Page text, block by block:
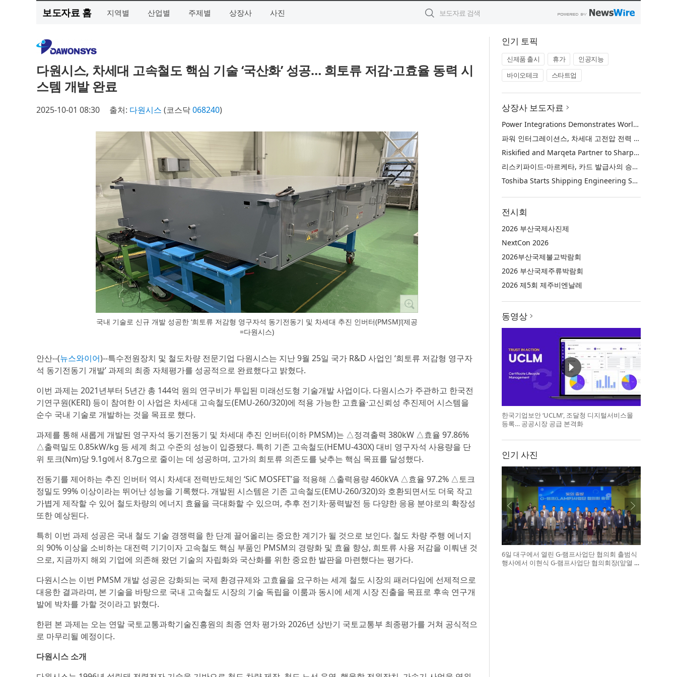
보도자료 홈 지역별 산업별 주제별 상장사 사진
다원시스, 차세대 고속철도 핵심 기술 ‘국산화’ 성공… 희토류 저감·고효율 동력 시
스템 개발 완료
2025-10-01 08:30 출처: 다원시스 (코스닥068240)
국내 기술로 신규 개발 성공한 ‘희토류 저감형 영구자석 동기전동기 및 차세대 추진 인버터(PMSM)’(제공
=다원시스)
안산--(뉴스와이어)--특수전원장치 및 철도차량 전문기업 다원시스는 지난 9월 25일 국가 R&D 사업인 ‘희토류 저감형 영구자
석 동기전동기 개발’ 과제의 최종 자체평가를 성공적으로 완료했다고 밝혔다.
이번 과제는 2021년부터 5년간 총 144억 원의 연구비가 투입된 미래선도형 기술개발 사업이다. 다원시스가 주관하고 한국전
기연구원(KERI) 등이 참여한 이 사업은 차세대 고속철도(EMU-260/320)에 적용 가능한 고효율·고신뢰성 추진제어 시스템을
순수 국내 기술로 개발하는 것을 목표로 했다.
과제를 통해 새롭게 개발된 영구자석 동기전동기 및 차세대 추진 인버터(이하 PMSM)는 △정격출력 380kW △효율 97.86%
△출력밀도 0.85kW/kg 등 세계 최고 수준의 성능이 입증됐다. 특히 기존 고속철도(HEMU-430X) 대비 영구자석 사용량을 단
위 토크(Nm)당 9.1g에서 8.7g으로 줄이는 데 성공하며, 고가의 희토류 의존도를 낮추는 핵심 목표를 달성했다.
전동기를 제어하는 추진 인버터 역시 차세대 전력반도체인 ‘SiC MOSFET’을 적용해 △출력용량 460kVA △효율 97.2% △토크
정밀도 99% 이상이라는 뛰어난 성능을 기록했다. 개발된 시스템은 기존 고속철도(EMU-260/320)와 호환되면서도 더욱 작고
가볍게 제작할 수 있어 철도차량의 에너지 효율을 극대화할 수 있으며, 추후 전기차·풍력발전 등 다양한 응용 분야로의 확장성
또한 예상된다.
특히 이번 과제 성공은 국내 철도 기술 경쟁력을 한 단계 끌어올리는 중요한 계기가 될 것으로 보인다. 철도 차량 주행 에너지
의 90% 이상을 소비하는 대전력 기기이자 고속철도 핵심 부품인 PMSM의 경량화 및 효율 향상, 희토류 사용 저감을 이뤄낸 것
으로, 지금까지 해외 기업에 의존해 왔던 기술의 자립화와 국산화를 위한 중요한 발판을 마련했다는 평가다.
다원시스는 이번 PMSM 개발 성공은 강화되는 국제 환경규제와 고효율을 요구하는 세계 철도 시장의 패러다임에 선제적으로
대응한 결과라며, 본 기술을 바탕으로 국내 고속철도 시장의 기술 독립을 이룸과 동시에 세계 시장 진출을 목표로 후속 연구개
발에 박차를 가할 것이라고 밝혔다.
한편 본 과제는 오는 연말 국토교통과학기술진흥원의 최종 연차 평가와 2026년 상반기 국토교통부 최종평가를 거쳐 공식적으
로 마무리될 예정이다.
다원시스 소개
인기 토픽
신제품 출시 휴가
인공지능
바이오테크
스타트업
상장사 보도자료
Power Integrations Demonstrates World’s First 2200 V GaN Technology for Next-Era High-Voltage Power Systems
파워 인터그레이션스, 차세대 고전압 전력 시스템을 위한 세계 최초의 2200V GaN 기술 시연
Riskified and Marqeta Partner to Sharpen Card Issuer Authorization Decisions and Help Reduce False Declines
리스키파이드-마르케타, 카드 발급사의 승인 판단 정교화 및 오거절 감소 위해 협력
Toshiba Starts Shipping Engineering Samples of TXZ+™ Family Entry‑Class M4V Group, Standard Microcontrollers with Arm® Cortex®‑M4 Core for System Control Applications
전시회
2026 부산국제사진제
NextCon 2026
2026부산국제불교박람회
2026 부산국제주류박람회
2026 제5회 제주비엔날레
동영상
한국기업보안 ‘UCLM’, 조달청 디지털서비스몰
등록… 공공시장 공급 본격화
인기 사진
6일 대구에서 열린 G-램프사업단 협의회 출범식
행사에서 이현식 G-램프사업단 협의회장(앞열 왼